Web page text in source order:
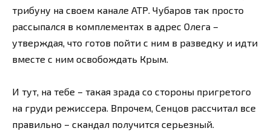
трибуну на своем канале АТР. Чубаров так просто
рассыпался в комплементах в адрес Олега –
утверждая, что готов пойти с ним в разведку и идти
вместе с ним освобождать Крым.
И тут, на тебе – такая зрада со стороны пригретого
на груди режиссера. Впрочем, Сенцов рассчитал все
правильно – скандал получится серьезный.